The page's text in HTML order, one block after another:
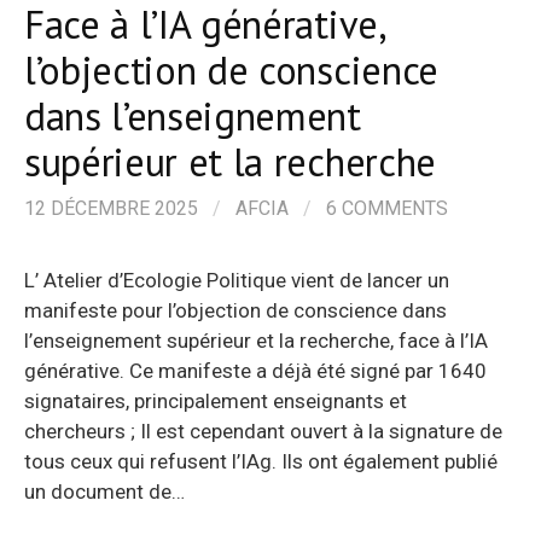
Face à l’IA générative,
l’objection de conscience
dans l’enseignement
supérieur et la recherche
12 DÉCEMBRE 2025 / AFCIA / 6 COMMENTS
L’ Atelier d’Ecologie Politique vient de lancer un
manifeste pour l’objection de conscience dans
l’enseignement supérieur et la recherche, face à l’IA
générative. Ce manifeste a déjà été signé par 1640
signataires, principalement enseignants et
chercheurs ; Il est cependant ouvert à la signature de
tous ceux qui refusent l’IAg. Ils ont également publié
un document de…